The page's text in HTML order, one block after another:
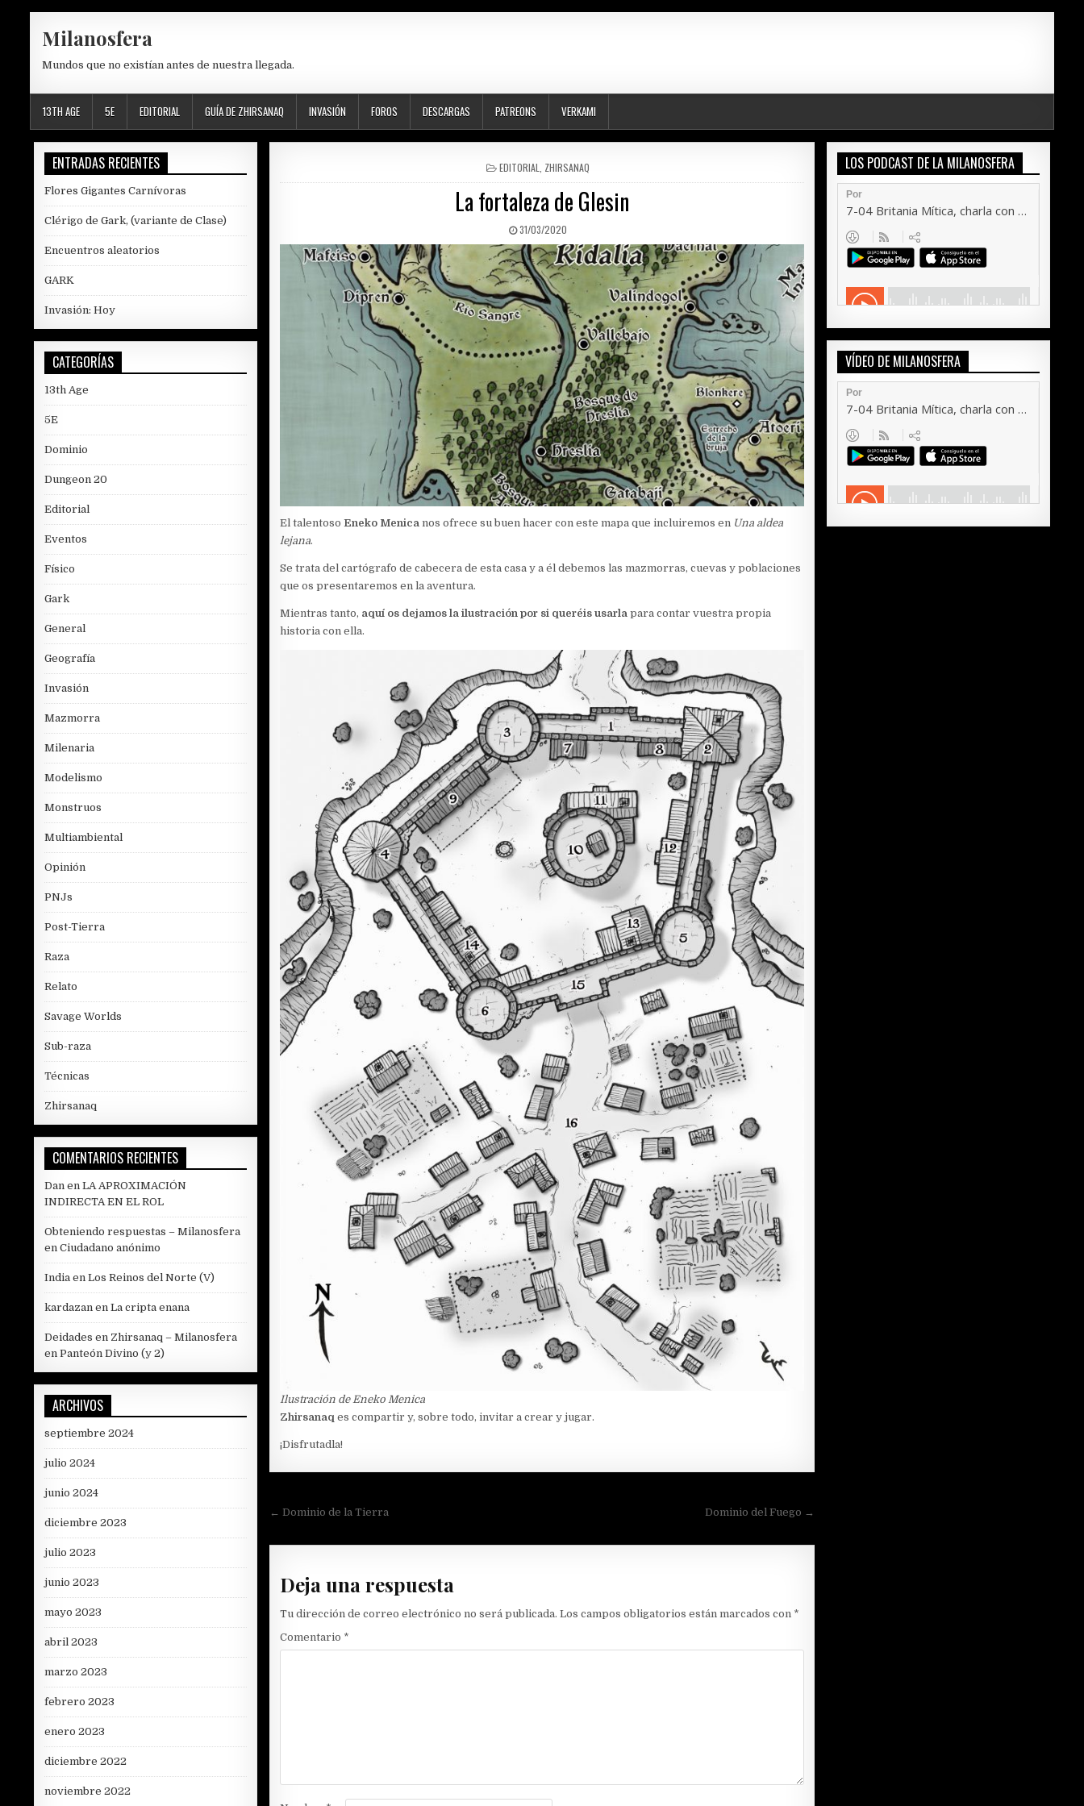
Milanosfera
Mundos que no existían antes de nuestra llegada.
13TH AGE 5E EDITORIAL GUÍA DE ZHIRSANAQ INVASIÓN FOROS DESCARGAS PATREONS VERKAMI
POSTED
IN
EDITORIAL ZHIRSANAQ
La fortaleza de Glesin
PUBLISHED
DATE:
31/03/2020
El talentosoEneko Menica nos ofrece su buen hacer con este mapa que incluiremos en Una aldea
lejana.
Se trata del cartógrafo de cabecera de esta casa y a él debemos las mazmorras, cuevas y poblaciones
que os presentaremos en la aventura.
Mientras tanto, aquí os dejamos la ilustración por si queréis usarla para contar vuestra propia
historia con ella.
Ilustración de Eneko Menica
Zhirsanaqes compartir y, sobre todo, invitar a crear y jugar.
¡Disfrutadla!
Navegación
de
← Dominio de la Tierra Dominio del Fuego →
Deja una respuesta
Tu dirección de correo electrónico no será publicada. Los campos obligatorios están marcados con *
Comentario *
ENTRADAS RECIENTES
Flores Gigantes Carnívoras
Clérigo de Gark, (variante de Clase)
Encuentros aleatorios
GARK
Invasión: Hoy
CATEGORÍAS
13th Age
5E
Dominio
Dungeon 20
Editorial
Eventos
Físico
Gark
General
Geografía
Invasión
Mazmorra
Milenaria
Modelismo
Monstruos
Multiambiental
Opinión
PNJs
Post-Tierra
Raza
Relato
Savage Worlds
Sub-raza
Técnicas
Zhirsanaq
COMENTARIOS RECIENTES
Dan en LA APROXIMACIÓN
INDIRECTA EN EL ROL
Obteniendo respuestas – Milanosfera
en Ciudadano anónimo
India en Los Reinos del Norte (V)
kardazan en La cripta enana
Deidades en Zhirsanaq – Milanosfera
en Panteón Divino (y 2)
ARCHIVOS
septiembre 2024
julio 2024
junio 2024
diciembre 2023
julio 2023
junio 2023
mayo 2023
abril 2023
marzo 2023
febrero 2023
enero 2023
diciembre 2022
noviembre 2022
LOS PODCAST DE LA MILANOSFERA
VÍDEO DE MILANOSFERA